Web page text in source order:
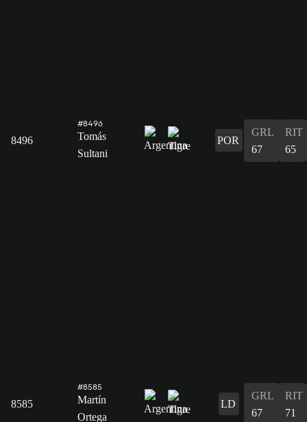
8496
#8496
Tomás
Sultani
POR
GRL
67
RIT
65
8585
#8585
Martín
Ortega
LD
GRL
67
RIT
71